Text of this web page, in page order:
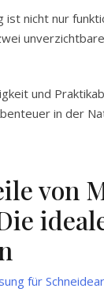
ist nicht nur
und
in der
von
für